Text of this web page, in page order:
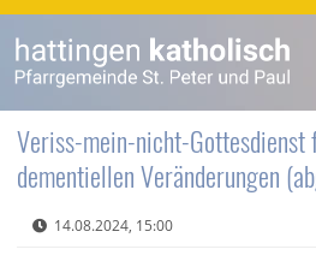
Veriss-mein-nicht-Gottesdienst
dementiellen Veränderungen
14.08.2024, 15:00